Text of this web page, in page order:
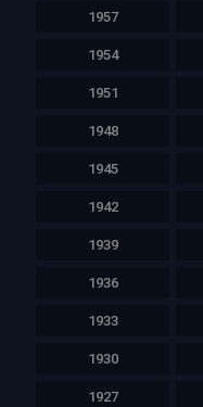
1957
1954
1951
1948
1945
1942
1939
1936
1933
1930
1927